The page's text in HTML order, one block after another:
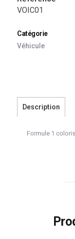
VOIC01
Catégorie
Véhicule
Description
Formule 1